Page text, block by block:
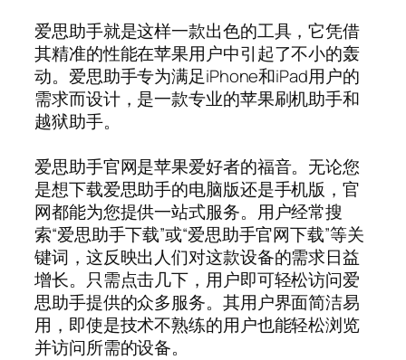
爱思助手就是这样一款出色的工具，它凭借
其精准的性能在苹果用户中引起了不小的轰
动。爱思助手专为满足iPhone和iPad用户的
需求而设计，是一款专业的苹果刷机助手和
越狱助手。
爱思助手官网是苹果爱好者的福音。无论您
是想下载爱思助手的电脑版还是手机版，官
网都能为您提供一站式服务。用户经常搜
索“爱思助手下载”或“爱思助手官网下载”等关
键词，这反映出人们对这款设备的需求日益
增长。只需点击几下，用户即可轻松访问爱
思助手提供的众多服务。其用户界面简洁易
用，即使是技术不熟练的用户也能轻松浏览
并访问所需的设备。